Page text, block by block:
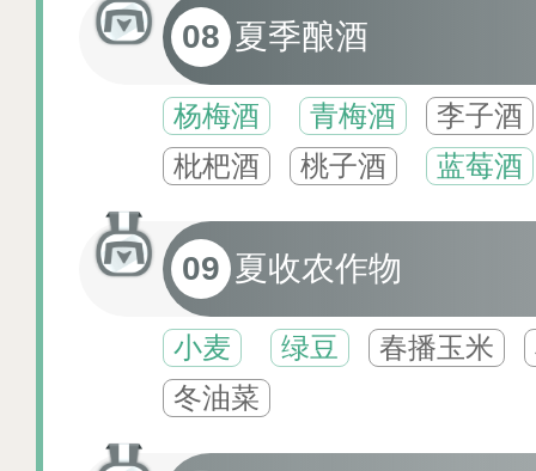
08 夏季酿酒
杨梅酒 青梅酒
李子酒
枇杷酒
桃子酒 蓝莓酒
09 夏收农作物
小麦 绿豆 春播玉米
冬油菜